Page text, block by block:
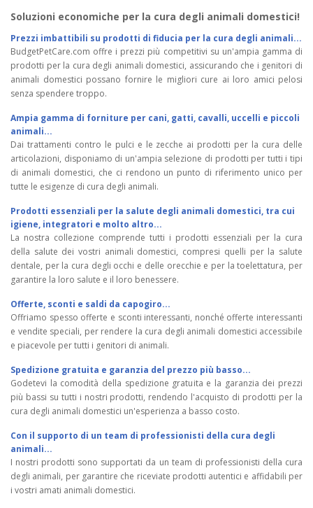
Soluzioni economiche per la cura degli animali domestici!
Prezzi imbattibili su prodotti di fiducia per la cura degli animali...
BudgetPetCare.com offre i prezzi più competitivi su un'ampia gamma di
prodotti per la cura degli animali domestici, assicurando che i genitori di
animali domestici possano fornire le migliori cure ai loro amici pelosi
senza spendere troppo.
Ampia gamma di forniture per cani, gatti, cavalli, uccelli e piccoli
animali...
Dai trattamenti contro le pulci e le zecche ai prodotti per la cura delle
articolazioni, disponiamo di un'ampia selezione di prodotti per tutti i tipi
di animali domestici, che ci rendono un punto di riferimento unico per
tutte le esigenze di cura degli animali.
Prodotti essenziali per la salute degli animali domestici, tra cui
igiene, integratori e molto altro...
La nostra collezione comprende tutti i prodotti essenziali per la cura
della salute dei vostri animali domestici, compresi quelli per la salute
dentale, per la cura degli occhi e delle orecchie e per la toelettatura, per
garantire la loro salute e il loro benessere.
Offerte, sconti e saldi da capogiro...
Offriamo spesso offerte e sconti interessanti, nonché offerte interessanti
e vendite speciali, per rendere la cura degli animali domestici accessibile
e piacevole per tutti i genitori di animali.
Spedizione gratuita e garanzia del prezzo più basso...
Godetevi la comodità della spedizione gratuita e la garanzia dei prezzi
più bassi su tutti i nostri prodotti, rendendo l'acquisto di prodotti per la
cura degli animali domestici un'esperienza a basso costo.
Con il supporto di un team di professionisti della cura degli
animali...
I nostri prodotti sono supportati da un team di professionisti della cura
degli animali, per garantire che riceviate prodotti autentici e affidabili per
i vostri amati animali domestici.